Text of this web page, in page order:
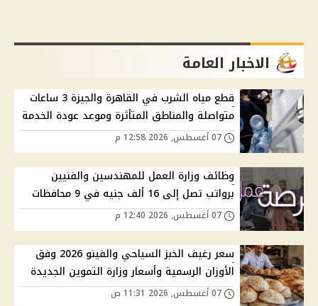
الاخبار العامة
قطع مياه الشرب في القاهرة والجيزة 3 ساعات
متواصلة والمناطق المتأثرة وموعد عودة الخدمة
وظائف وزارة العمل للمهندسين والفنيين
برواتب تصل إلى 16 ألف جنيه في 9 محافظات
سعر رغيف الخبز السياحي والفينو 2026 وفق
الأوزان الرسمية وأسعار وزارة التموين الجديدة